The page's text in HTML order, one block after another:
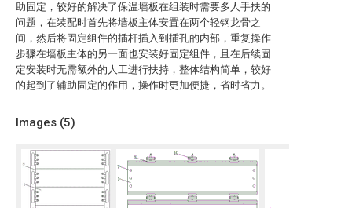
助固定，较好的解决了保温墙板在组装时需要多人手扶的
问题，在装配时首先将墙板主体安置在两个轻钢龙骨之
间，然后将固定组件的插杆插入到插孔的内部，重复操作
步骤在墙板主体的另一面也安装好固定组件，且在后续固
定安装时无需额外的人工进行扶持，整体结构简单，较好
的起到了辅助固定的作用，操作时更加便捷，省时省力。
Images (5)